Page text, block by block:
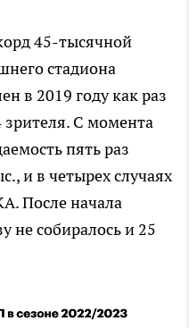
45-тысячной
стадиона
в 2019 году как раз
С момента
пять раз
и в четырех случаях
После начала
не собиралось и 25